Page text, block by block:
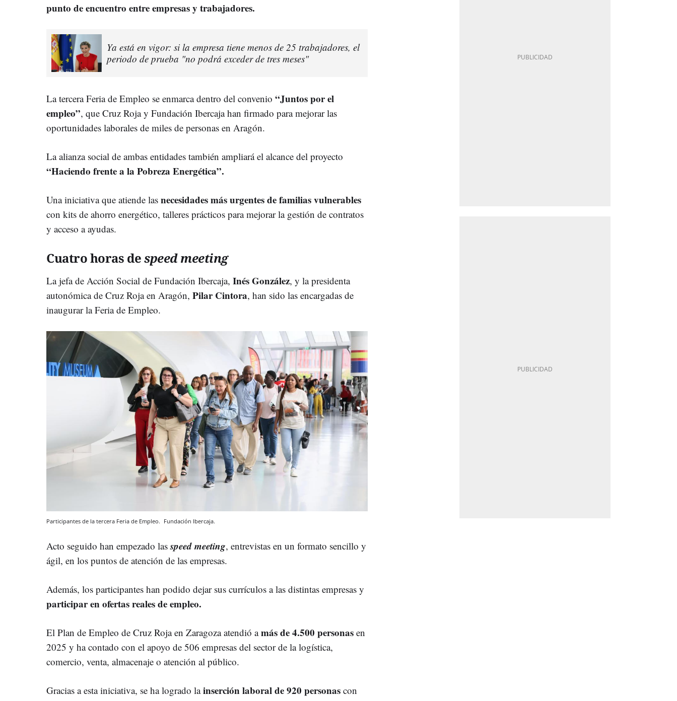
punto de encuentro entre empresas y trabajadores.
Ya está en vigor: si la empresa tiene menos de 25 trabajadores, el
periodo de prueba "no podrá exceder de tres meses"
La tercera Feria de Empleo se enmarca dentro del convenio “Juntos por el
empleo”, que Cruz Roja y Fundación Ibercaja han firmado para mejorar las
oportunidades laborales de miles de personas en Aragón.
La alianza social de ambas entidades también ampliará el alcance del proyecto
“Haciendo frente a la Pobreza Energética”.
Una iniciativa que atiende las necesidades más urgentes de familias vulnerables
con kits de ahorro energético, talleres prácticos para mejorar la gestión de contratos
y acceso a ayudas.
Cuatro horas despeed meeting
La jefa de Acción Social de Fundación Ibercaja, Inés González, y la presidenta
autonómica de Cruz Roja en Aragón, Pilar Cintora, han sido las encargadas de
inaugurar la Feria de Empleo.
Participantes de la tercera Feria de Empleo. Fundación Ibercaja.
Acto seguido han empezado lasspeed meeting, entrevistas en un formato sencillo y
ágil, en los puntos de atención de las empresas.
Además, los participantes han podido dejar sus currículos a las distintas empresas y
participar en ofertas reales de empleo.
El Plan de Empleo de Cruz Roja en Zaragoza atendió amás de 4.500 personas en
2025 y ha contado con el apoyo de 506 empresas del sector de la logística,
comercio, venta, almacenaje o atención al público.
Gracias a esta iniciativa, se ha logrado lainserción laboral de 920 personas con